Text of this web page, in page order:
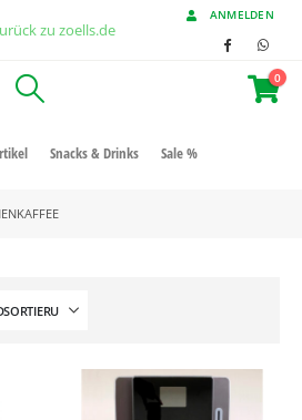
zu zoells.de
ANMELDEN
0
Snacks & Drinks Sale %